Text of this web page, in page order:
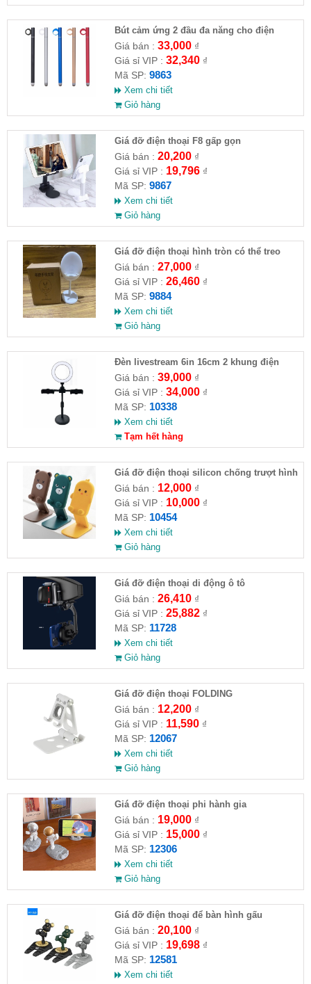
Bút cảm ứng 2 đầu đa năng cho điện
thoại, máy tính bảng
Giá bán : 33,000₫
Giá sỉ VIP : 32,340₫
Mã SP: 9863
Xem chi tiết
Giỏ hàng
Giá đỡ điện thoại F8 gấp gọn
Giá bán : 20,200₫
Giá sỉ VIP : 19,796₫
Mã SP: 9867
Xem chi tiết
Giỏ hàng
Giá đỡ điện thoại hình tròn có thể treo
móc khoá
Giá bán : 27,000₫
Giá sỉ VIP : 26,460₫
Mã SP: 9884
Xem chi tiết
Giỏ hàng
Đèn livestream 6in 16cm 2 khung điện
thoại
Giá bán : 39,000₫
Giá sỉ VIP : 34,000₫
Mã SP: 10338
Xem chi tiết
Tạm hết hàng
Giá đỡ điện thoại silicon chống trượt hình
thú
Giá bán : 12,000₫
Giá sỉ VIP : 10,000₫
Mã SP: 10454
Xem chi tiết
Giỏ hàng
Giá đỡ điện thoại di động ô tô
Giá bán : 26,410₫
Giá sỉ VIP : 25,882₫
Mã SP: 11728
Xem chi tiết
Giỏ hàng
Giá đỡ điện thoại FOLDING
Giá bán : 12,200₫
Giá sỉ VIP : 11,590₫
Mã SP: 12067
Xem chi tiết
Giỏ hàng
Giá đỡ điện thoại phi hành gia
Giá bán : 19,000₫
Giá sỉ VIP : 15,000₫
Mã SP: 12306
Xem chi tiết
Giỏ hàng
Giá đỡ điện thoại để bàn hình gấu
Giá bán : 20,100₫
Giá sỉ VIP : 19,698₫
Mã SP: 12581
Xem chi tiết